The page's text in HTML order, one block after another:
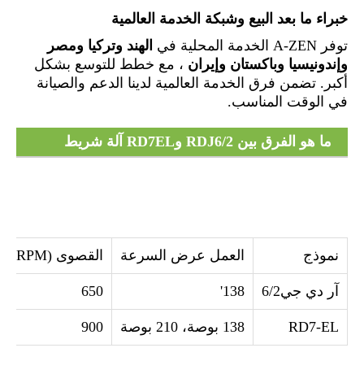
خبراء ما بعد البيع وشبكة الخدمة العالمية
توفر A-ZEN الخدمة المحلية في
الهند وتركيا ومصر
وإندونيسيا وباكستان وإيران ، مع خطط للتوسع بشكل
أكبر. تضمن فرق الخدمة العالمية لدينا الدعم والصيانة
في الوقت المناسب.
ما هو الفرق بين RDJ6/2 وRD7EL آلة شريط
نموذج العمل عرض السرعة القصوى (RPM)
آر دي جي6/2 138'
650
RD7-EL 138 بوصة، 210 بوصة 900